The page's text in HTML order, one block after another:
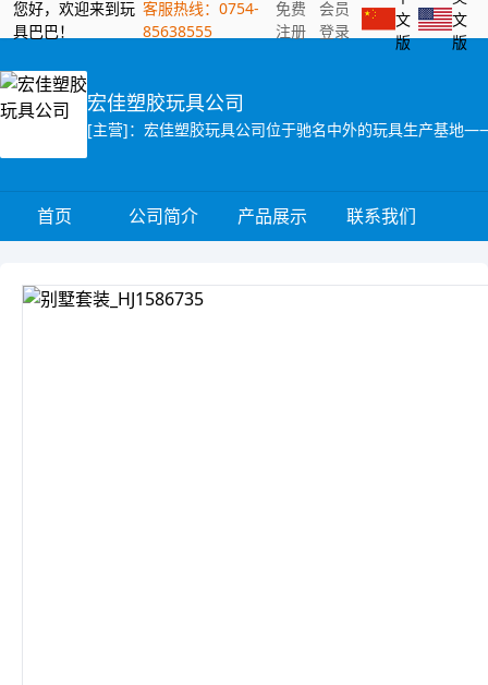
您好，欢迎来到玩
具巴巴！
客服热线：0754-
85638555
免费
注册
会员
登录
文
版
文
版
宏佳塑胶玩具公司
首页 公司简介 产品展示 联系我们